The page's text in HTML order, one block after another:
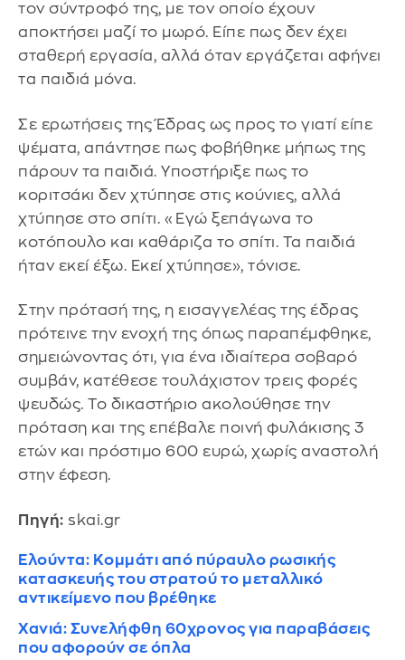
τον σύντροφό της, με τον οποίο έχουν
αποκτήσει μαζί το μωρό. Είπε πως δεν έχει
σταθερή εργασία, αλλά όταν εργάζεται αφήνει
τα παιδιά μόνα.
Σε ερωτήσεις της Έδρας ως προς το γιατί είπε
ψέματα, απάντησε πως φοβήθηκε μήπως της
πάρουν τα παιδιά. Υποστήριξε πως το
κοριτσάκι δεν χτύπησε στις κούνιες, αλλά
χτύπησε στο σπίτι. «Εγώ ξεπάγωνα το
κοτόπουλο και καθάριζα το σπίτι. Τα παιδιά
ήταν εκεί έξω. Εκεί χτύπησε», τόνισε.
Στην πρότασή της, η εισαγγελέας της έδρας
πρότεινε την ενοχή της όπως παραπέμφθηκε,
σημειώνοντας ότι, για ένα ιδιαίτερα σοβαρό
συμβάν, κατέθεσε τουλάχιστον τρεις φορές
ψευδώς. Το δικαστήριο ακολούθησε την
πρόταση και της επέβαλε ποινή φυλάκισης 3
ετών και πρόστιμο 600 ευρώ, χωρίς αναστολή
στην έφεση.
Πηγή: skai.gr
Ελούντα: Κομμάτι από πύραυλο ρωσικής
κατασκευής του στρατού το μεταλλικό
αντικείμενο που βρέθηκε
Χανιά: Συνελήφθη 60χρονος για παραβάσεις
που αφορούν σε όπλα